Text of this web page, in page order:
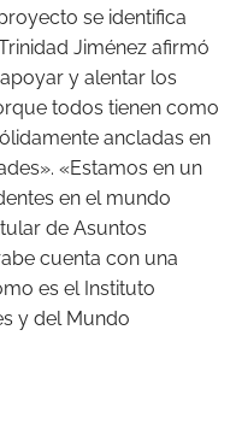
se identifica
Jiménez afirmó
y alentar los
todos tienen como
ancladas en
«Estamos en un
en el mundo
de Asuntos
cuenta con una
es el Instituto
y del Mundo